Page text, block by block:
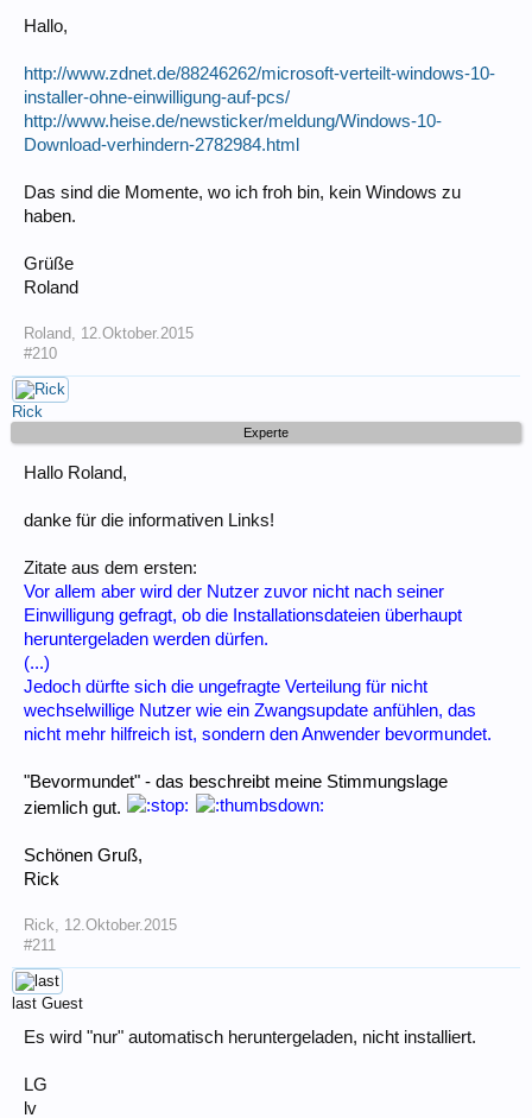
Hallo,
http://www.zdnet.de/88246262/microsoft-verteilt-windows-10-
installer-ohne-einwilligung-auf-pcs/
http://www.heise.de/newsticker/meldung/Windows-10-
Download-verhindern-2782984.html
Das sind die Momente, wo ich froh bin, kein Windows zu
haben.
Grüße
Roland
Roland, 12.Oktober.2015
#210
Rick
Experte
Hallo Roland,
danke für die informativen Links!
Zitate aus dem ersten:
Vor allem aber wird der Nutzer zuvor nicht nach seiner
Einwilligung gefragt, ob die Installationsdateien überhaupt
heruntergeladen werden dürfen.
(...)
Jedoch dürfte sich die ungefragte Verteilung für nicht
wechselwillige Nutzer wie ein Zwangsupdate anfühlen, das
nicht mehr hilfreich ist, sondern den Anwender bevormundet.
"Bevormundet" - das beschreibt meine Stimmungslage
ziemlich gut.
Schönen Gruß,
Rick
Rick, 12.Oktober.2015
#211
last Guest
Es wird "nur" automatisch heruntergeladen, nicht installiert.
LG
lv